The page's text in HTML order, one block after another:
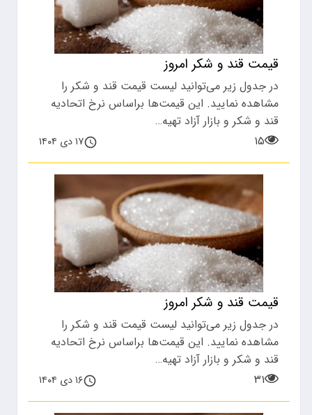
قیمت قند و شکر امروز
در جدول زیر می‌توانید لیست قیمت قند و شکر را
مشاهده نمایید. این قیمت‌ها براساس نرخ اتحادیه
قند و شکر و بازار آزاد تهیه…
۱۵
۱۷ دی ۱۴۰۴
قیمت قند و شکر امروز
در جدول زیر می‌توانید لیست قیمت قند و شکر را
مشاهده نمایید. این قیمت‌ها براساس نرخ اتحادیه
قند و شکر و بازار آزاد تهیه…
۳۱
۱۶ دی ۱۴۰۴